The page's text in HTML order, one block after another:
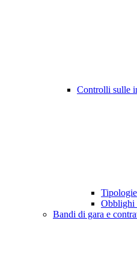
Controlli sulle
Obblighi
Bandi di gara e